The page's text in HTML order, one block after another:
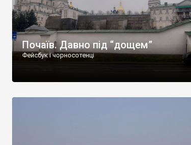
Почаїв. Давно під “дощем”
Фейсбук і чорносотенці